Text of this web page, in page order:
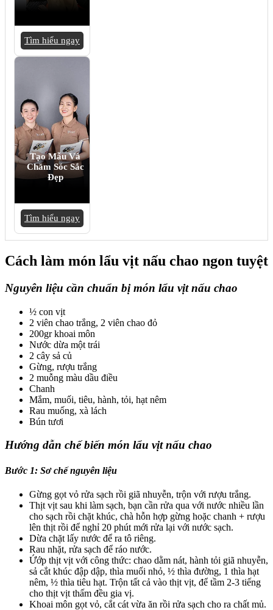
Tìm hiểu ngay
Tạo Mẫu Và
Chăm Sóc Sắc
Đẹp
Tìm hiểu ngay
Cách làm món lẩu vịt nấu chao ngon tuyệt
Nguyên liệu cần chuẩn bị món lẩu vịt nấu chao
½ con vịt
2 viên chao trắng, 2 viên chao đỏ
200gr khoai môn
Nước dừa một trái
2 cây sả củ
Gừng, rượu trắng
2 muỗng màu dầu điều
Chanh
Mắm, muối, tiêu, hành, tỏi, hạt nêm
Rau muống, xà lách
Bún tươi
Hướng dẫn chế biến món lẩu vịt nấu chao
Bước 1: Sơ chế nguyên liệu
Gừng gọt vỏ rửa sạch rồi giã nhuyễn, trộn với rượu trắng.
Thịt vịt sau khi làm sạch, bạn cần rửa qua với nước nhiều lần
cho sạch rồi chặt khúc, chà hỗn hợp gừng hoặc chanh + rượu
lên thịt rồi để nghỉ 20 phút mới rửa lại với nước sạch.
Dừa chặt lấy nước để ra tô riêng.
Rau nhặt, rửa sạch để ráo nước.
Ứớp thịt vịt với công thức: chao dằm nát, hành tỏi giã nhuyễn,
sả cắt khúc đập dập, thìa muối nhỏ, ½ thìa đường, 1 thìa hạt
nêm, ½ thìa tiêu hạt. Trộn tất cả vào thịt vịt, để tầm 2-3 tiếng
cho thịt vịt thấm đều gia vị.
Khoai môn gọt vỏ, cắt cát vừa ăn rồi rửa sạch cho ra chất mủ.